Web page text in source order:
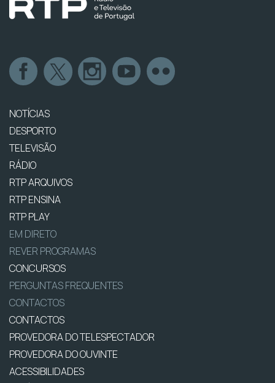
NOTÍCIAS
DESPORTO
TELEVISÃO
RÁDIO
RTP ARQUIVOS
RTP ENSINA
RTP PLAY
EM DIRETO
REVER PROGRAMAS
CONCURSOS
PERGUNTAS FREQUENTES
CONTACTOS
CONTACTOS
PROVEDORA DO TELESPECTADOR
PROVEDORA DO OUVINTE
ACESSIBILIDADES